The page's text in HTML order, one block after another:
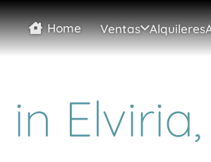
Home Ventas Alquileres